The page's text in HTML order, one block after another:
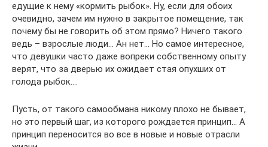
едущие к нему «кормить рыбок». Ну, если для обоих
очевидно, зачем им нужно в закрытое помещение, так
почему бы не говорить об этом прямо? Ничего такого
ведь – взрослые люди… Ан нет… Но самое интересное,
что девушки часто даже вопреки собственному опыту
верят, что за дверью их ожидает стая опухших от
голода рыбок….
Пусть, от такого самообмана никому плохо не бывает,
но это первый шаг, из которого рождается принцип… А
принцип переносится во все в новые и новые отрасли